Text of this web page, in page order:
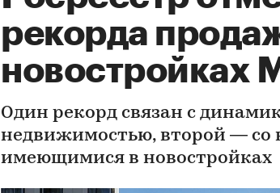
рекорда
новостройках
Один рекорд связан с
недвижимостью, второй —
имеющимися в новостройках